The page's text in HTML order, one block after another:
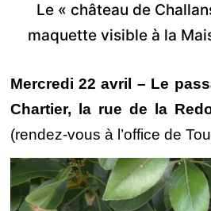
Le « château de
maquette visible à la
Mercredi 22 avril – Le
Chartier, la rue de la
(rendez-vous à l’office de